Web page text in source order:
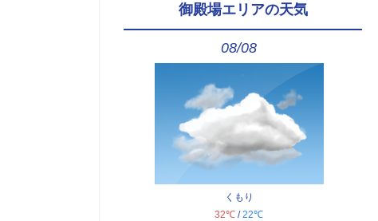
御殿場エリアの天気
08/08
くもり
32℃ /22℃